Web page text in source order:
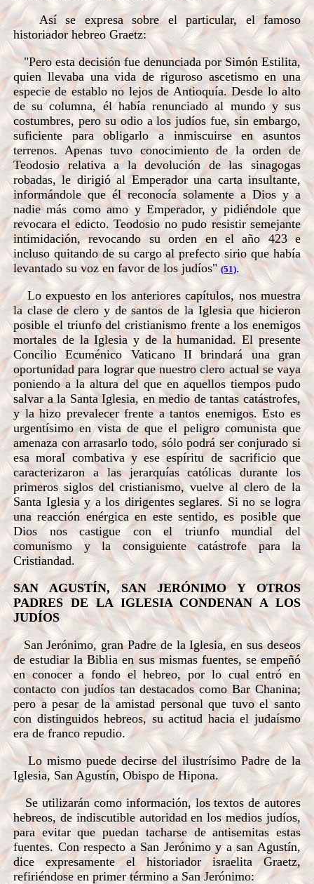
Así se expresa sobre el particular, el famoso
historiador hebreo Graetz:
"Pero esta decisión fue denunciada por Simón Estilita,
quien llevaba una vida de riguroso ascetismo en una
especie de establo no lejos de Antioquía. Desde lo alto
de su columna, él había renunciado al mundo y sus
costumbres, pero su odio a los judíos fue, sin embargo,
suficiente para obligarlo a inmiscuirse en asuntos
terrenos. Apenas tuvo conocimiento de la orden de
Teodosio relativa a la devolución de las sinagogas
robadas, le dirigió al Emperador una carta insultante,
informándole que él reconocía solamente a Dios y a
nadie más como amo y Emperador, y pidiéndole que
revocara el edicto. Teodosio no pudo resistir semejante
intimidación, revocando su orden en el año 423 e
incluso quitando de su cargo al prefecto sirio que había
levantado su voz en favor de los judíos" (51).
Lo expuesto en los anteriores capítulos, nos muestra
la clase de clero y de santos de la Iglesia que hicieron
posible el triunfo del cristianismo frente a los enemigos
mortales de la Iglesia y de la humanidad. El presente
Concilio Ecuménico Vaticano II brindará una gran
oportunidad para lograr que nuestro clero actual se vaya
poniendo a la altura del que en aquellos tiempos pudo
salvar a la Santa Iglesia, en medio de tantas catástrofes,
y la hizo prevalecer frente a tantos enemigos. Esto es
urgentísimo en vista de que el peligro comunista que
amenaza con arrasarlo todo, sólo podrá ser conjurado si
esa moral combativa y ese espíritu de sacrificio que
caracterizaron a las jerarquías católicas durante los
primeros siglos del cristianismo, vuelve al clero de la
Santa Iglesia y a los dirigentes seglares. Si no se logra
una reacción enérgica en este sentido, es posible que
Dios nos castigue con el triunfo mundial del
comunismo y la consiguiente catástrofe para la
Cristiandad.
SAN AGUSTÍN, SAN JERÓNIMO Y OTROS
PADRES DE LA IGLESIA CONDENAN A LOS
JUDÍOS
San Jerónimo, gran Padre de la Iglesia, en sus deseos
de estudiar la Biblia en sus mismas fuentes, se empeñó
en conocer a fondo el hebreo, por lo cual entró en
contacto con judíos tan destacados como Bar Chanina;
pero a pesar de la amistad personal que tuvo el santo
con distinguidos hebreos, su actitud hacia el judaísmo
era de franco repudio.
Lo mismo puede decirse del ilustrísimo Padre de la
Iglesia, San Agustín, Obispo de Hipona.
Se utilizarán como información, los textos de autores
hebreos, de indiscutible autoridad en los medios judíos,
para evitar que puedan tacharse de antisemitas estas
fuentes. Con respecto a San Jerónimo y a san Agustín,
dice expresamente el historiador israelita Graetz,
refiriéndose en primer término a San Jerónimo: